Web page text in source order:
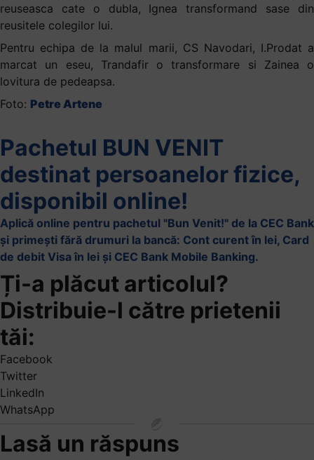
reuseasca cate o dubla, Ignea transformand sase din
reusitele colegilor lui.
Pentru echipa de la malul marii, CS Navodari, I.Prodat a
marcat un eseu, Trandafir o transformare si Zainea o
lovitura de pedeapsa.
Foto: Petre Artene
Pachetul BUN VENIT
destinat persoanelor fizice,
disponibil online!
Aplică online pentru pachetul "Bun Venit!" de la CEC Bank
și primești fără drumuri la bancă: Cont curent în lei, Card
de debit Visa în lei și CEC Bank Mobile Banking.​
Ți-a plăcut articolul?
Distribuie-l către prietenii
tăi:
Facebook
Twitter
LinkedIn
WhatsApp
Lasă un răspuns